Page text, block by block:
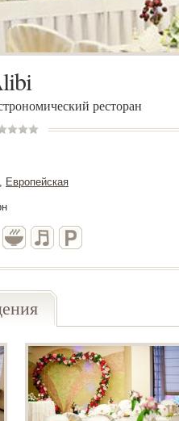
ресторан
, Европейская